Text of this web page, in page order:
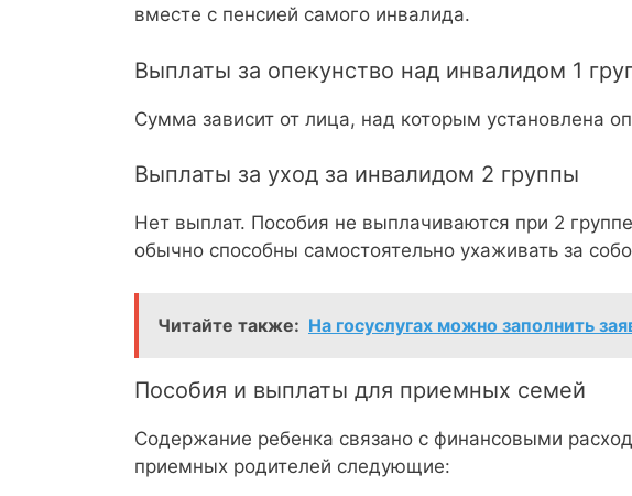
вместе с пенсией самого инвалида.
Выплаты за опекунство над инвалидом 1
Сумма зависит от лица, над которым установлена
Выплаты за уход за инвалидом 2 группы
Нет выплат. Пособия не выплачиваются при 2
обычно способны самостоятельно ухаживать за
Читайте также: На госуслугах можно заполнить
Пособия и выплаты для приемных семей
Содержание ребенка связано с финансовыми
приемных родителей следующие: